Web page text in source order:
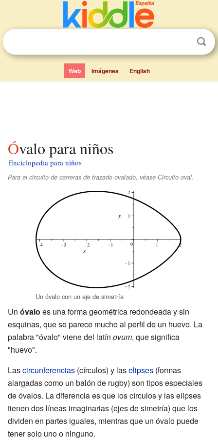
Web Imágenes English
Óvalo para niños
Enciclopedia para niños
Para el circuito de carreras de trazado ovalado, véase Circuito oval.
Un óvalo con un eje de simetría
Un óvalo es una forma geométrica redondeada y sin
esquinas, que se parece mucho al perfil de un huevo. La
palabra "óvalo" viene del latín ovum, que significa
"huevo".
Lascircunferencias (círculos) y laselipses (formas
alargadas como un balón de rugby) son tipos especiales
de óvalos. La diferencia es que los círculos y las elipses
tienen dos líneas imaginarias (ejes de simetría) que los
dividen en partes iguales, mientras que un óvalo puede
tener solo uno o ninguno.